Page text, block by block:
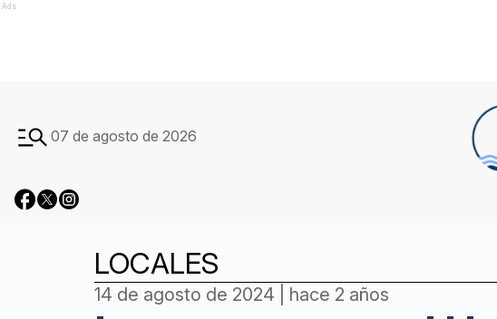
Ads
07 de agosto de 2026
LOCALES
14 de agosto de 2024 | hace 2 años